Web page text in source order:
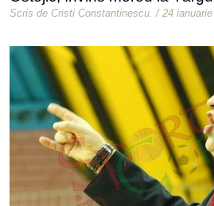
Scris de Cristi Constantinescu. / 24 ianuarie